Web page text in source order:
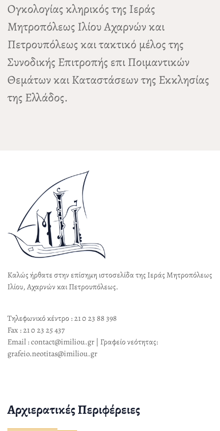
Ογκολογίας κληρικός της Ιεράς
Μητροπόλεως Ιλίου Αχαρνών και
Πετρουπόλεως και τακτικό μέλος της
Συνοδικής Επιτροπής επι Ποιμαντικών
Θεμάτων και Καταστάσεων της Εκκλησίας
της Ελλάδος.
Καλώς ήρθατε στην επίσημη ιστοσελίδα της Ιεράς Μητροπόλεως
Ιλίου, Αχαρνών και Πετρουπόλεως.
Τηλεφωνικό κέντρο : 21 0 23 88 398
Fax : 21 0 23 25 437
Email : contact@imiliou.gr | Γραφείο νεότητας:
grafeio.neotitas@imiliou.gr
Αρχιερατικές Περιφέρειες